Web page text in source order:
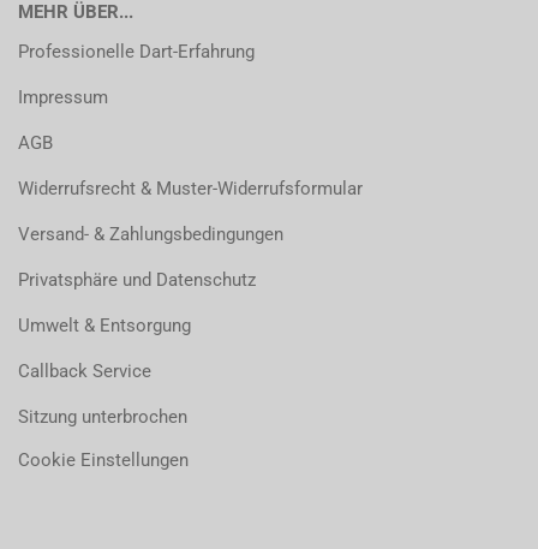
MEHR ÜBER...
Professionelle Dart-Erfahrung
Impressum
AGB
Widerrufsrecht & Muster-Widerrufsformular
Versand- & Zahlungsbedingungen
Privatsphäre und Datenschutz
Umwelt & Entsorgung
Callback Service
Sitzung unterbrochen
Cookie Einstellungen